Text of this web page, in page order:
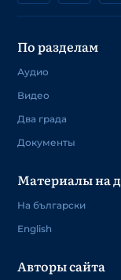
По разделам
Аудио
Видео
Два града
Документы
Материалы на
На български
English
Авторы сайта